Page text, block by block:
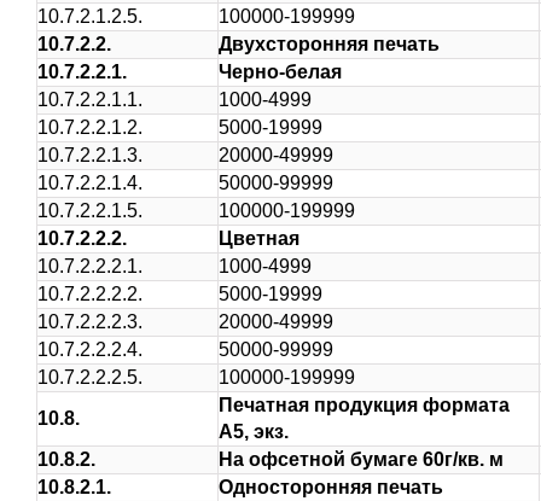
10.7.2.1.2.5.
100000-199999
10.7.2.2.
Двухсторонняя печать
10.7.2.2.1.
Черно-белая
10.7.2.2.1.1.
1000-4999
10.7.2.2.1.2.
5000-19999
10.7.2.2.1.3.
20000-49999
10.7.2.2.1.4.
50000-99999
10.7.2.2.1.5.
100000-199999
10.7.2.2.2.
Цветная
10.7.2.2.2.1.
1000-4999
10.7.2.2.2.2.
5000-19999
10.7.2.2.2.3.
20000-49999
10.7.2.2.2.4.
50000-99999
10.7.2.2.2.5.
100000-199999
10.8.
Печатная продукция формата
А5, экз.
10.8.2.
На офсетной бумаге 60г/кв. м
10.8.2.1.
Односторонняя печать